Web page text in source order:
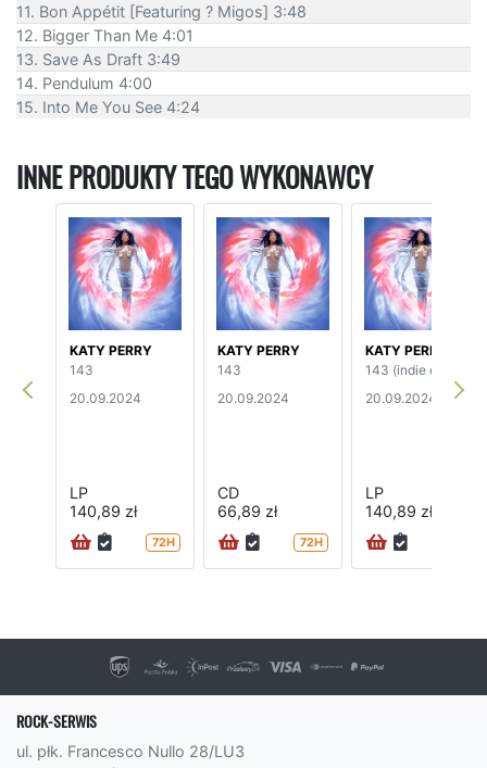
11. Bon Appétit [Featuring ? Migos] 3:48
12. Bigger Than Me 4:01
13. Save As Draft 3:49
14. Pendulum 4:00
15. Into Me You See 4:24
INNE PRODUKTY TEGO WYKONAWCY
KATY PERRY
143
20.09.2024
LP
140,89 zł
72H
KATY PERRY
143
20.09.2024
CD
66,89 zł
72H
KATY PERRY
143 (indie edition)
20.09.2024
LP
140,89 zł
ROCK-SERWIS
ul. płk. Francesco Nullo 28/LU3